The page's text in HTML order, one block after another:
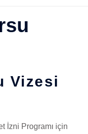
Vizesi
İzni Programı için